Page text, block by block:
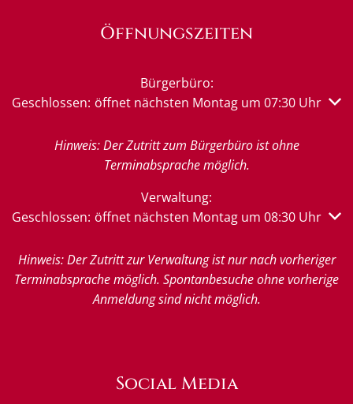
Öffnungszeiten
Bürgerbüro:
Klicken, um weitere Öffnungs- oder Schließzeiten
Geschlossen: öffnet nächsten Montag um 07:30 Uhr
Hinweis: Der Zutritt zum Bürgerbüro ist ohne
Terminabsprache möglich.
Verwaltung:
Klicken, um weitere Öffnungs- oder Schließzeiten
Geschlossen: öffnet nächsten Montag um 08:30 Uhr
Hinweis: Der Zutritt zur Verwaltung ist nur nach vorheriger
Terminabsprache möglich. Spontanbesuche ohne vorherige
Anmeldung sind nicht möglich.
Social Media